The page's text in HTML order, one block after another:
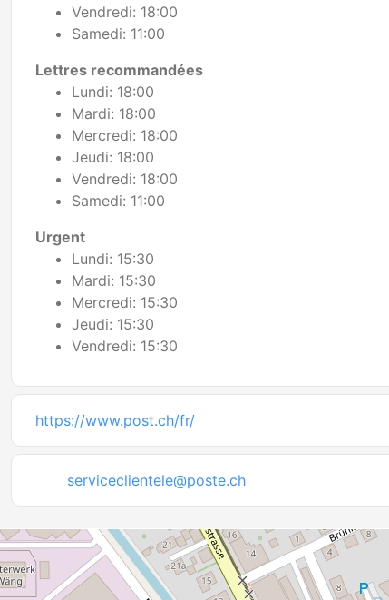
Vendredi: 18:00
Samedi: 11:00
Lettres recommandées
Lundi: 18:00
Mardi: 18:00
Mercredi: 18:00
Jeudi: 18:00
Vendredi: 18:00
Samedi: 11:00
Urgent
Lundi: 15:30
Mardi: 15:30
Mercredi: 15:30
Jeudi: 15:30
Vendredi: 15:30
https://www.post.ch/fr/
serviceclientele@poste.ch